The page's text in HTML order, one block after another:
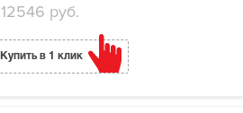
12546 руб.
Купить в 1 клик